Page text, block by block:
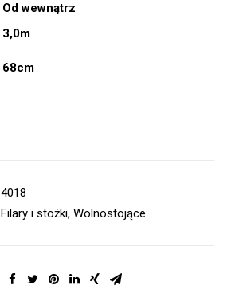
Od wewnątrz
3,0m
68cm
4018
Filary i stożki, Wolnostojące